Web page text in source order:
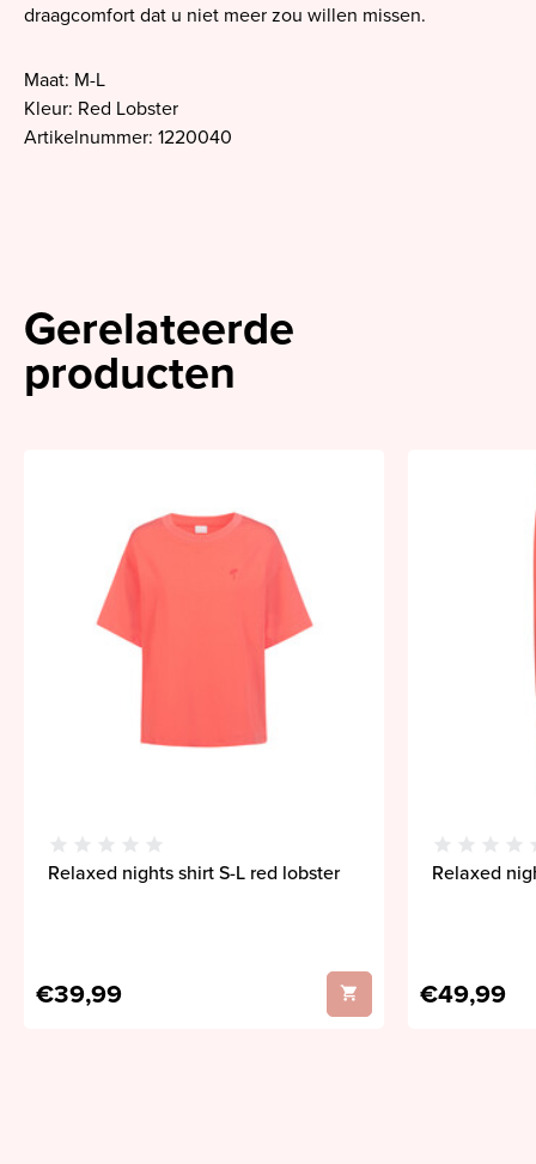
draagcomfort dat u niet meer zou willen missen.
Maat: M-L
Kleur: Red Lobster
Artikelnummer: 1220040
Gerelateerde
producten
Relaxed nights shirt S-L red lobster
€39,99
Relaxed
€49,99